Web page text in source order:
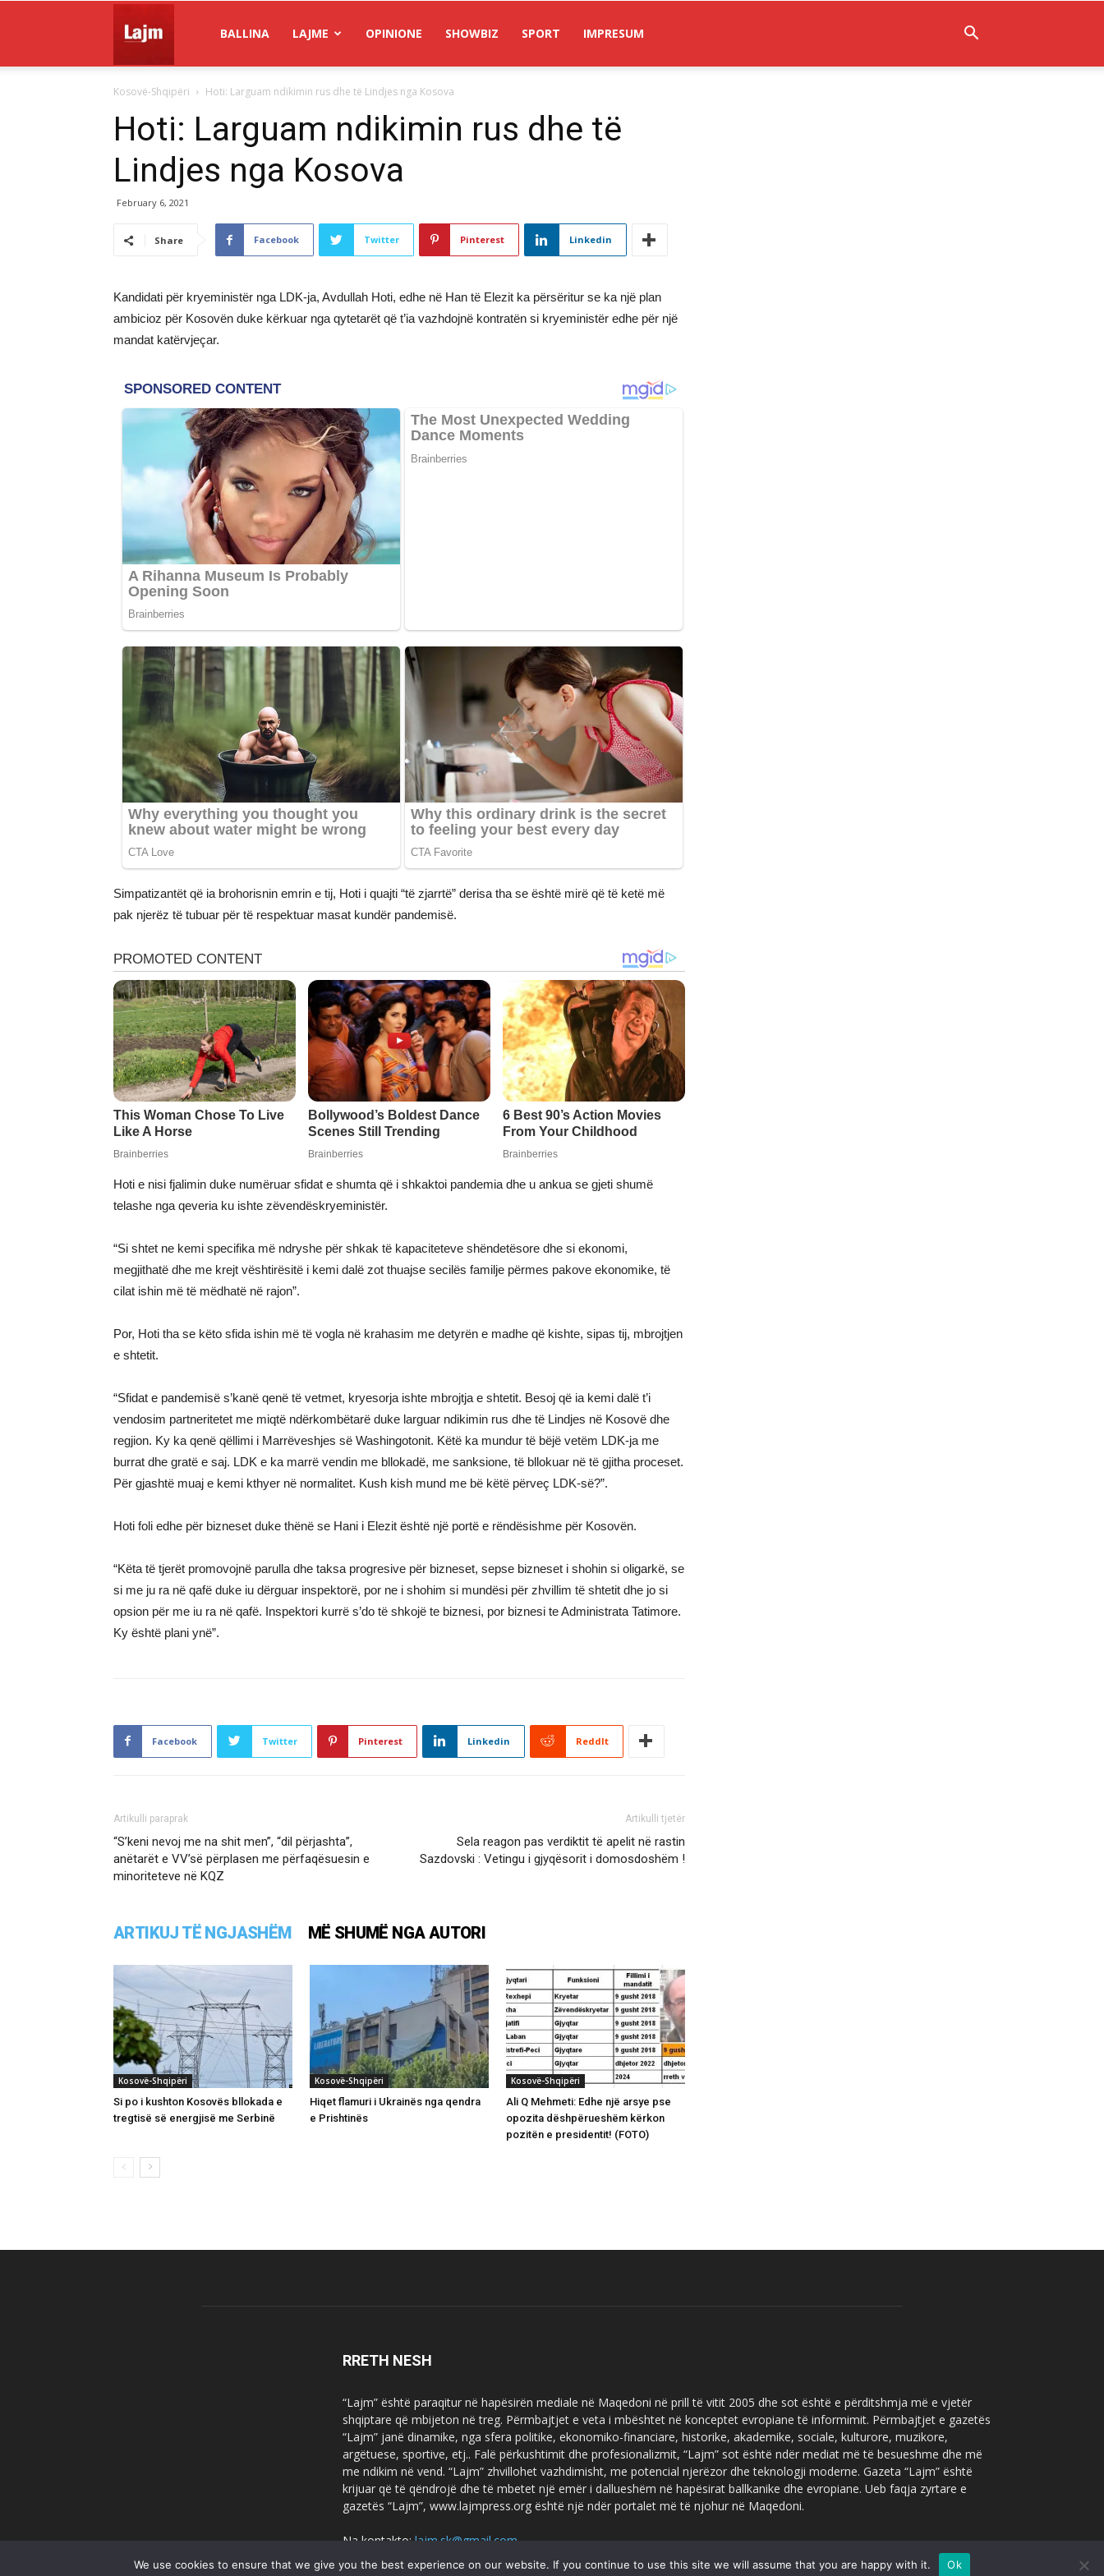
Lajm
BALLINA LAJME OPINIONE SHOWBIZ SPORT IMPRESUM
Kosovë-Shqipëri Hoti: Larguam ndikimin rus dhe të Lindjes nga Kosova
Hoti: Larguam ndikimin rus dhe të
Lindjes nga Kosova
February 6, 2021
Share Facebook Twitter Pinterest Linkedin
Kandidati për kryeministër nga LDK-ja, Avdullah Hoti, edhe në Han të Elezit ka përsëritur se ka një plan
ambicioz për Kosovën duke kërkuar nga qytetarët që t’ia vazhdojnë kontratën si kryeministër edhe për një
mandat katërvjeçar.
Simpatizantët që ia brohorisnin emrin e tij, Hoti i quajti “të zjarrtë” derisa tha se është mirë që të ketë më
pak njerëz të tubuar për të respektuar masat kundër pandemisë.
Hoti e nisi fjalimin duke numëruar sfidat e shumta që i shkaktoi pandemia dhe u ankua se gjeti shumë
telashe nga qeveria ku ishte zëvendëskryeministër.
“Si shtet ne kemi specifika më ndryshe për shkak të kapaciteteve shëndetësore dhe si ekonomi,
megjithatë dhe me krejt vështirësitë i kemi dalë zot thuajse secilës familje përmes pakove ekonomike, të
cilat ishin më të mëdhatë në rajon”.
Por, Hoti tha se këto sfida ishin më të vogla në krahasim me detyrën e madhe që kishte, sipas tij, mbrojtjen
e shtetit.
“Sfidat e pandemisë s’kanë qenë të vetmet, kryesorja ishte mbrojtja e shtetit. Besoj që ia kemi dalë t’i
vendosim partneritetet me miqtë ndërkombëtarë duke larguar ndikimin rus dhe të Lindjes në Kosovë dhe
regjion. Ky ka qenë qëllimi i Marrëveshjes së Washingotonit. Këtë ka mundur të bëjë vetëm LDK-ja me
burrat dhe gratë e saj. LDK e ka marrë vendin me bllokadë, me sanksione, të bllokuar në të gjitha proceset.
Për gjashtë muaj e kemi kthyer në normalitet. Kush kish mund me bë këtë përveç LDK-së?”.
Hoti foli edhe për bizneset duke thënë se Hani i Elezit është një portë e rëndësishme për Kosovën.
“Këta të tjerët promovojnë parulla dhe taksa progresive për bizneset, sepse bizneset i shohin si oligarkë, se
si me ju ra në qafë duke iu dërguar inspektorë, por ne i shohim si mundësi për zhvillim të shtetit dhe jo si
opsion për me iu ra në qafë. Inspektori kurrë s’do të shkojë te biznesi, por biznesi te Administrata Tatimore.
Ky është plani ynë”.
Facebook Twitter Pinterest Linkedin ReddIt
Artikulli paraprak
“S’keni nevoj me na shit men”, “dil përjashta”,
anëtarët e VV’së përplasen me përfaqësuesin e
minoriteteve në KQZ
Artikulli tjetër
Sela reagon pas verdiktit të apelit në rastin
Sazdovski : Vetingu i gjyqësorit i domosdoshëm !
ARTIKUJ TË NGJASHËM MË SHUMË NGA AUTORI
Kosovë-Shqipëri
Si po i kushton Kosovës bllokada e
tregtisë së energjisë me Serbinë
Kosovë-Shqipëri
Hiqet flamuri i Ukrainës nga qendra
e Prishtinës
Kosovë-Shqipëri
Ali Q Mehmeti: Edhe një arsye pse
opozita dëshpërueshëm kërkon
pozitën e presidentit! (FOTO)
RRETH NESH
“Lajm” është paraqitur në hapësirën mediale në Maqedoni në prill të vitit 2005 dhe sot është e përditshmja më e vjetër
shqiptare që mbijeton në treg. Përmbajtjet e veta i mbështet në konceptet evropiane të informimit. Përmbajtjet e gazetës
“Lajm” janë dinamike, nga sfera politike, ekonomiko-financiare, historike, akademike, sociale, kulturore, muzikore,
argëtuese, sportive, etj.. Falë përkushtimit dhe profesionalizmit, “Lajm” sot është ndër mediat më të besueshme dhe më
me ndikim në vend. “Lajm” zhvillohet vazhdimisht, me potencial njerëzor dhe teknologji moderne. Gazeta “Lajm” është
krijuar që të qëndrojë dhe të mbetet një emër i dallueshëm në hapësirat ballkanike dhe evropiane. Ueb faqja zyrtare e
gazetës “Lajm”, www.lajmpress.org është një ndër portalet më të njohur në Maqedoni.
Na kontakto:lajm.sk@gmail.com
We use cookies to ensure that we give you the best experience on our website. If you continue to use this site we will assume that you are happy with it. Ok